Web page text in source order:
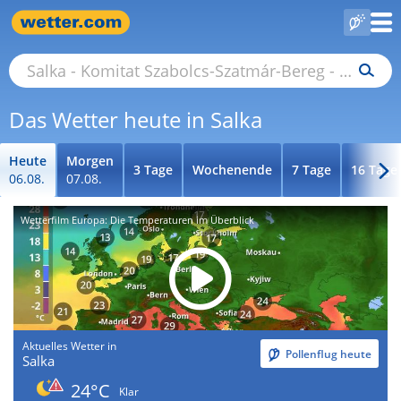
Das Wetter heute in Salka
Heute
06.08.
Morgen
07.08.
3 Tage Wochenende 7 Tage 16 Tage
Wetterfilm Europa: Die Temperaturen im Überblick
Aktuelles Wetter in
Salka Pollenflug heute
24°C
Klar